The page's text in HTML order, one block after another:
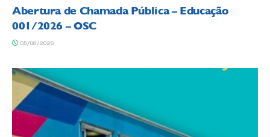
Abertura de Chamada Pública – Educação
001/2026 – OSC
05/08/2026